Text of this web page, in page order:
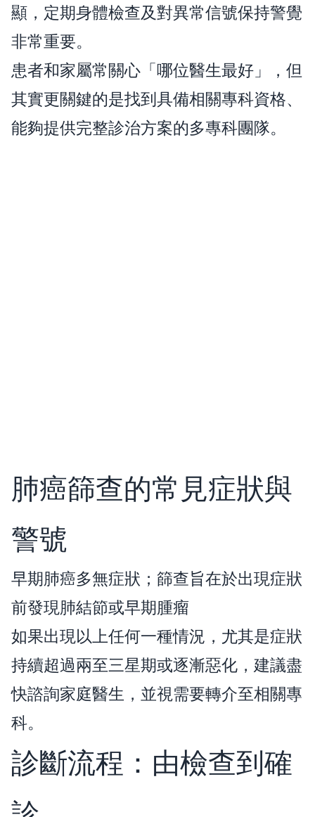
顯，定期身體檢查及對異常信號保持警覺
非常重要。
患者和家屬常關心「哪位醫生最好」，但
其實更關鍵的是找到具備相關專科資格、
能夠提供完整診治方案的多專科團隊。
肺癌篩查的常見症狀與
警號
早期肺癌多無症狀；篩查旨在於出現症狀
前發現肺結節或早期腫瘤
如果出現以上任何一種情況，尤其是症狀
持續超過兩至三星期或逐漸惡化，建議盡
快諮詢家庭醫生，並視需要轉介至相關專
科。
診斷流程：由檢查到確